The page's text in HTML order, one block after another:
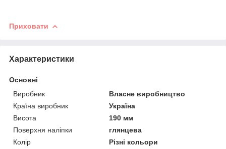
Приховати
Характеристики
Основні
Виробник
Власне виробництво
Країна виробник
Україна
Висота
190 мм
Поверхня наліпки
глянцева
Колір
Різні кольори